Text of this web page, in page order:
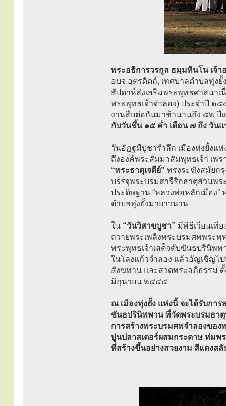
พระอธิการวรกูล ธมฺมทินโน เจ้า
อบจ.อุตรดิตถ์, เทศบาลตำบลทุ่ง
สัปดาห์ส่งเสริมพระพุทธศาสนา
พระพุทธเจ้าจำลอง) ประจำปี ๒
งานสืบต่อกันมาช้านานถึง ๕๒ ปี
กับวันขึ้น ๑๕ ค่ำ เดือน ๗ ถึง วัน
วันอัฏฐมีบูชารำลึก เมืองทุ่งยั้งแ
ถึงองค์พระสัมมาสัมพุทธเจ้า เพ
“พระธาตุเจดีย์” ทรงระฆังสมัยก
บรรจุพระบรมสารีริกธาตุส่วนพร
ประดิษฐาน “หลวงพ่อหลักเมือง”
ตำบลทุ่งยั้งมายาวนาน
ใน “วันวิสาขบูชา” มีพิธีเวียนเที
ถวายพระเพลิงพระบรมศพพระ
พระพุทธเจ้าเสด็จดับขันธปรินิพพ
ในโลงแก้วจำลอง แล้วอัญเชิญไ
สังฆทาน และสวดพระอภิธรรม
มิถุนายน ๒๕๕๕
ณ เมืองทุ่งยั้ง แห่งนี้ จะได้รับกา
ขันธปรินิพพาน ที่วัดพระบรมธาตุ
การสร้างพระบรมศพจำลองของ
ปูนปลาสเตอร์ผสมกระดาษ ห่มพ
ที่สร้างขึ้นอย่างสวยงาม สีแดงส